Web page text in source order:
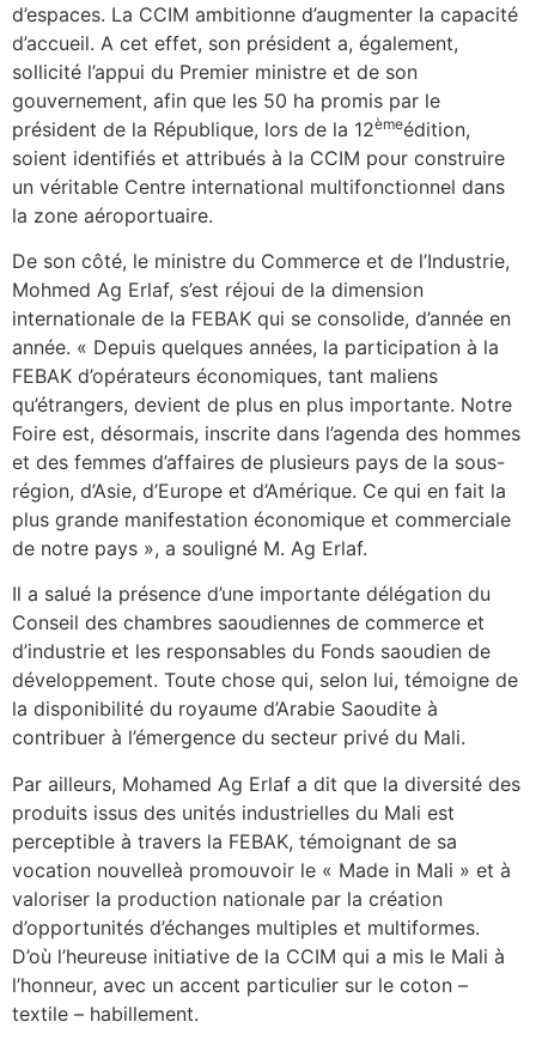
d’espaces. La CCIM ambitionne d’augmenter la capacité
d’accueil. A cet effet, son président a, également,
sollicité l’appui du Premier ministre et de son
gouvernement, afin que les 50 ha promis par le
président de la République, lors de la 12èmeédition,
soient identifiés et attribués à la CCIM pour construire
un véritable Centre international multifonctionnel dans
la zone aéroportuaire.
De son côté, le ministre du Commerce et de l’Industrie,
Mohmed Ag Erlaf, s’est réjoui de la dimension
internationale de la FEBAK qui se consolide, d’année en
année. « Depuis quelques années, la participation à la
FEBAK d’opérateurs économiques, tant maliens
qu’étrangers, devient de plus en plus importante. Notre
Foire est, désormais, inscrite dans l’agenda des hommes
et des femmes d’affaires de plusieurs pays de la sous-
région, d’Asie, d’Europe et d’Amérique. Ce qui en fait la
plus grande manifestation économique et commerciale
de notre pays », a souligné M. Ag Erlaf.
Il a salué la présence d’une importante délégation du
Conseil des chambres saoudiennes de commerce et
d’industrie et les responsables du Fonds saoudien de
développement. Toute chose qui, selon lui, témoigne de
la disponibilité du royaume d’Arabie Saoudite à
contribuer à l’émergence du secteur privé du Mali.
Par ailleurs, Mohamed Ag Erlaf a dit que la diversité des
produits issus des unités industrielles du Mali est
perceptible à travers la FEBAK, témoignant de sa
vocation nouvelleà promouvoir le « Made in Mali » et à
valoriser la production nationale par la création
d’opportunités d’échanges multiples et multiformes.
D’où l’heureuse initiative de la CCIM qui a mis le Mali à
l’honneur, avec un accent particulier sur le coton –
textile – habillement.